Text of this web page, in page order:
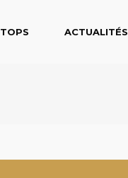
TOPS ACTUALITÉS